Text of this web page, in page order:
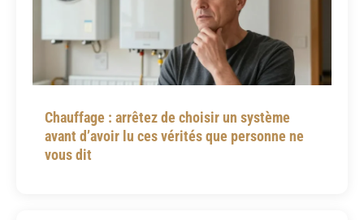
Chauffage : arrêtez de choisir un système
avant d’avoir lu ces vérités que personne ne
vous dit